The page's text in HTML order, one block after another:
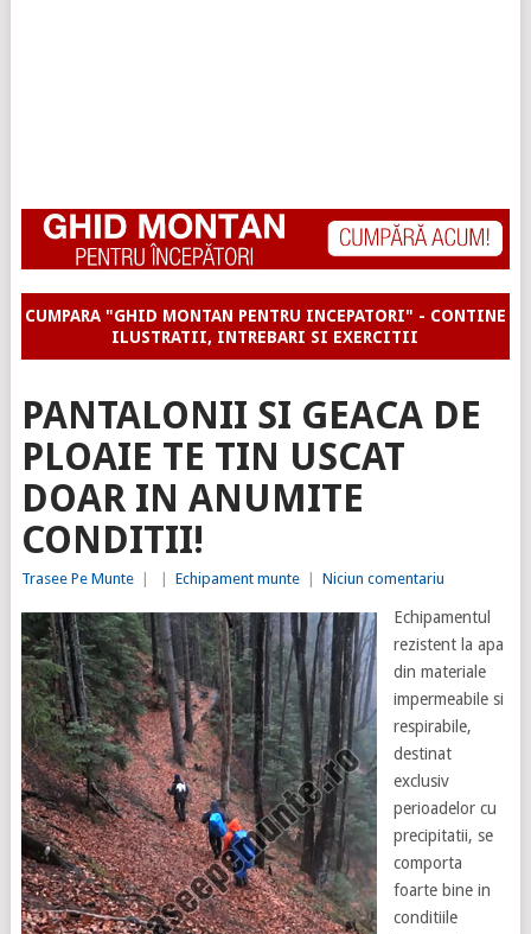
CUMPARA "GHID MONTAN PENTRU INCEPATORI" - CONTINE
ILUSTRATII, INTREBARI SI EXERCITII
PANTALONII SI GEACA DE
PLOAIE TE TIN USCAT
DOAR IN ANUMITE
CONDITII!
Trasee Pe Munte Echipament munte Niciun comentariu
Echipamentul
rezistent la apa
din materiale
impermeabile si
respirabile,
destinat
exclusiv
perioadelor cu
precipitatii, se
comporta
foarte bine in
conditiile